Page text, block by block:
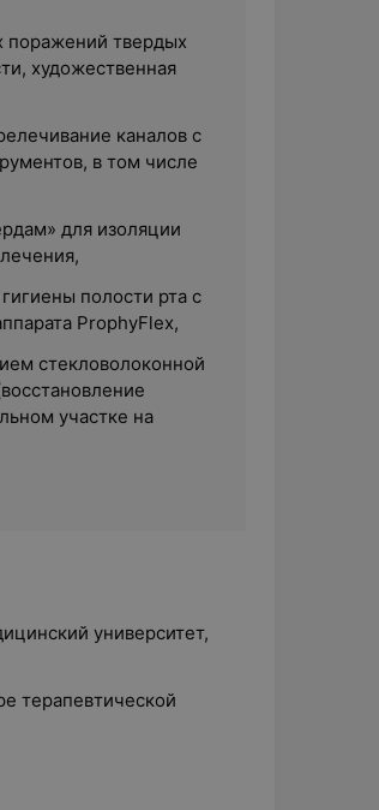
поражений твердых
художественная
каналов с
в том числе
для изоляции
полости рта с
ProphyFlex,
стекловолоконной
участке на
университет,
терапевтической